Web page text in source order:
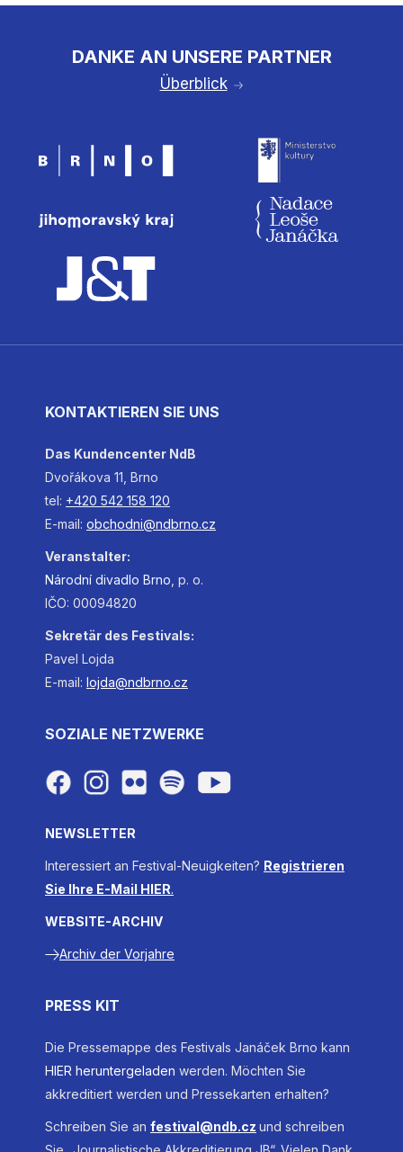
DANKE AN UNSERE PARTNER
Überblick
KONTAKTIEREN SIE UNS
Das Kundencenter NdB
Dvořákova 11, Brno
tel: +420 542 158 120
E-mail: obchodni@ndbrno.cz
Veranstalter:
Národní divadlo Brno , p. o.
IČO: 00094820
Sekretär des Festivals:
Pavel Lojda
E-mail: lojda@ndbrno.cz
SOZIALE NETZWERKE
NEWSLETTER
Interessiert an Festival-Neuigkeiten? Registrieren
Sie Ihre E-Mail HIER.
WEBSITE-ARCHIV
Archiv der Vorjahre
PRESS KIT
Die Pressemappe des Festivals Janáček Brno kann
HIER heruntergeladen werden. Möchten Sie
akkreditiert werden und Pressekarten erhalten?
Schreiben Sie an festival@ndb.cz und schreiben